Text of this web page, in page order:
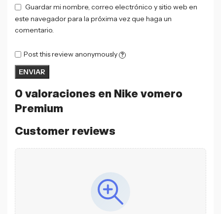
0 valoraciones en Nike vomero
Premium
Customer reviews
Guardar mi nombre, correo electrónico y sitio web en
este navegador para la próxima vez que haga un
comentario.
Post this review anonymously ?